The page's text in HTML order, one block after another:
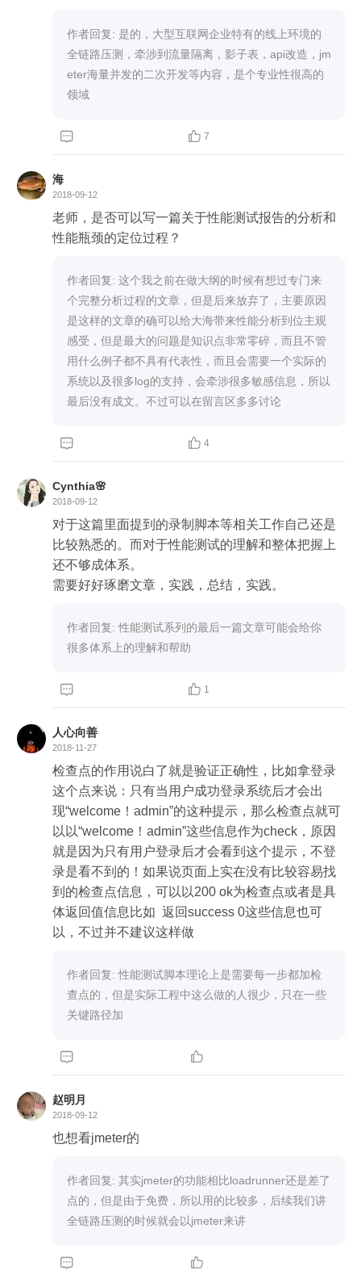
作者回复: 是的，大型互联网企业特有的线上环境的
全链路压测，牵涉到流量隔离，影子表，api改造，jm
eter海量并发的二次开发等内容，是个专业性很高的
领域
  7
海
2018-09-12
老师，是否可以写一篇关于性能测试报告的分析和
性能瓶颈的定位过程？
作者回复: 这个我之前在做大纲的时候有想过专门来
个完整分析过程的文章，但是后来放弃了，主要原因
是这样的文章的确可以给大海带来性能分析到位主观
感受，但是最大的问题是知识点非常零碎，而且不管
用什么例子都不具有代表性，而且会需要一个实际的
系统以及很多log的支持，会牵涉很多敏感信息，所以
最后没有成文。不过可以在留言区多多讨论
  4
Cynthia🌸
2018-09-12
对于这篇里面提到的录制脚本等相关工作自己还是
比较熟悉的。而对于性能测试的理解和整体把握上
还不够成体系。
需要好好琢磨文章，实践，总结，实践。
作者回复: 性能测试系列的最后一篇文章可能会给你
很多体系上的理解和帮助
  1
人心向善
2018-11-27
检查点的作用说白了就是验证正确性，比如拿登录
这个点来说：只有当用户成功登录系统后才会出
现“welcome！admin”的这种提示，那么检查点就可
以以“welcome！admin”这些信息作为check，原因
就是因为只有用户登录后才会看到这个提示，不登
录是看不到的！如果说页面上实在没有比较容易找
到的检查点信息，可以以200 ok为检查点或者是具
体返回值信息比如  返回success 0这些信息也可
以，不过并不建议这样做
作者回复: 性能测试脚本理论上是需要每一步都加检
查点的，但是实际工程中这么做的人很少，只在一些
关键路径加
 
赵明月
2018-09-12
也想看jmeter的
作者回复: 其实jmeter的功能相比loadrunner还是差了
点的，但是由于免费，所以用的比较多，后续我们讲
全链路压测的时候就会以jmeter来讲
 